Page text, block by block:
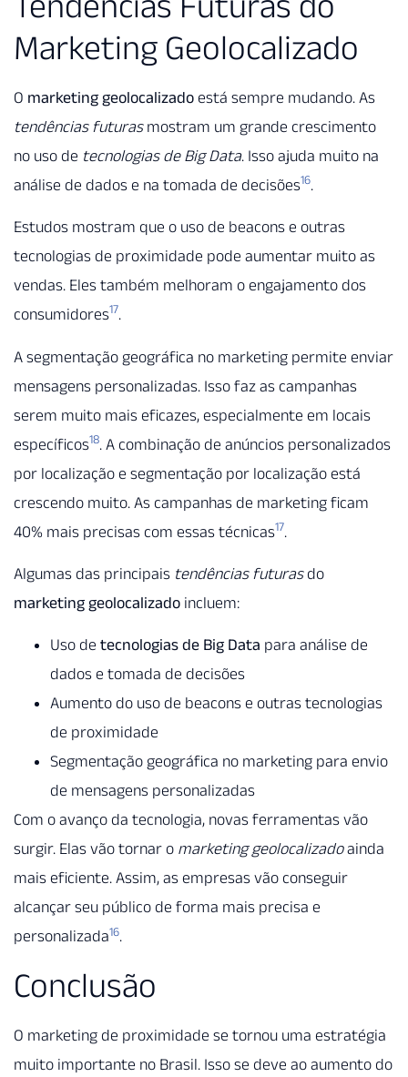
Marketing Geolocalizado
O marketing geolocalizado está sempre mudando. As
tendências futurasmostram um grande crescimento
no uso de tecnologias de Big Data. Isso ajuda muito na
análise de dados e na tomada de decisões16.
Estudos mostram que o uso de beacons e outras
tecnologias de proximidade pode aumentar muito as
vendas. Eles também melhoram o engajamento dos
consumidores17.
A segmentação geográfica no marketing permite enviar
mensagens personalizadas. Isso faz as campanhas
serem muito mais eficazes, especialmente em locais
específicos18. A combinação de anúncios personalizados
por localização e segmentação por localização está
crescendo muito. As campanhas de marketing ficam
40% mais precisas com essas técnicas17.
Algumas das principais tendências futurasdo
marketing geolocalizado incluem:
Uso de tecnologias de Big Data para análise de
dados e tomada de decisões
Aumento do uso de beacons e outras tecnologias
de proximidade
Segmentação geográfica no marketing para envio
de mensagens personalizadas
Com o avanço da tecnologia, novas ferramentas vão
surgir. Elas vão tornar o marketing geolocalizadoainda
mais eficiente. Assim, as empresas vão conseguir
alcançar seu público de forma mais precisa e
personalizada16.
Conclusão
O marketing de proximidade se tornou uma estratégia
muito importante no Brasil. Isso se deve ao aumento do